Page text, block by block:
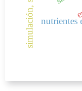
nutrientes